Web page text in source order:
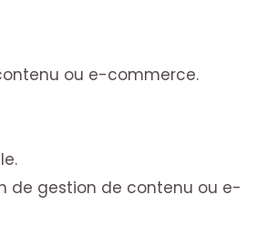
ou e-commerce.
de gestion de contenu ou e-